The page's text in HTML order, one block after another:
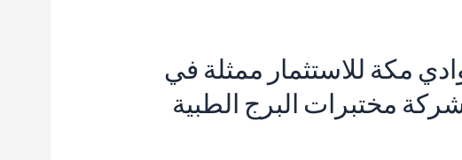
مكة للاستثمار ممثلة في
مختبرات البرج الطبية